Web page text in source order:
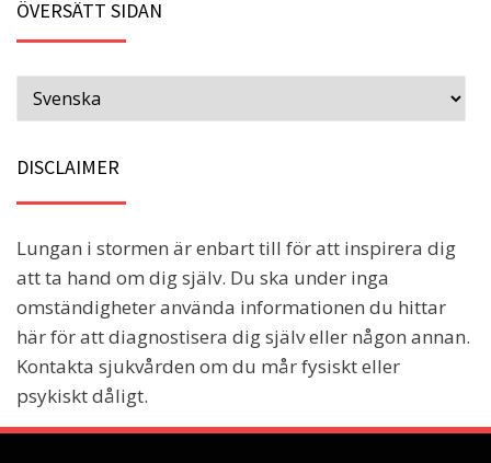
ÖVERSÄTT SIDAN
DISCLAIMER
Lungan i stormen är enbart till för att inspirera dig
att ta hand om dig själv. Du ska under inga
omständigheter använda informationen du hittar
här för att diagnostisera dig själv eller någon annan.
Kontakta sjukvården om du mår fysiskt eller
psykiskt dåligt.